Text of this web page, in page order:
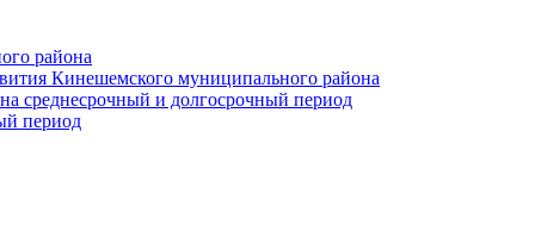
района
Кинешемского муниципального района
среднесрочный и долгосрочный период
период